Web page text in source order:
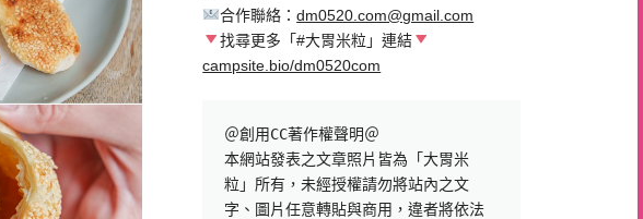
合作聯絡：dm0520.com@gmail.com
找尋更多「#大胃米粒」連結
campsite.bio/dm0520com
＠創用CC著作權聲明＠
本網站發表之文章照片皆為「大胃米
粒」所有，未經授權請勿將站內之文
字、圖片任意轉貼與商用，違者將依法